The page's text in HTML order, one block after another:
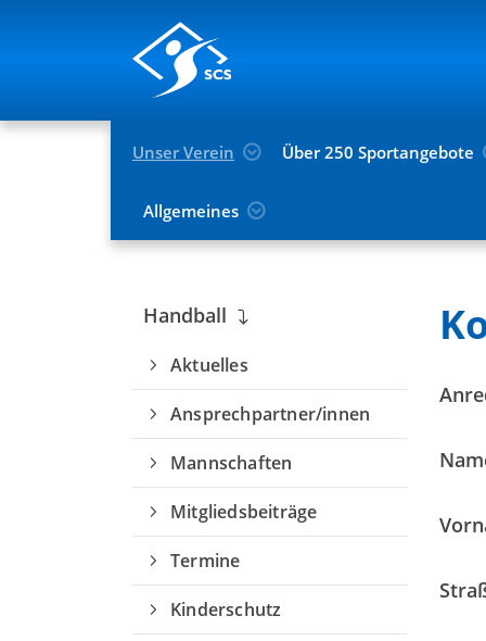
Unser Verein Über 250 Sportangebote
Allgemeines
Du befindest dich hier:
Handball
Aktuelles
Ansprechpartner/innen
Mannschaften
Mitgliedsbeiträge
Termine
Kinderschutz